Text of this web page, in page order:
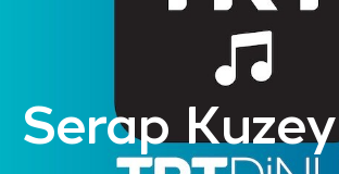
Serap Kuzey